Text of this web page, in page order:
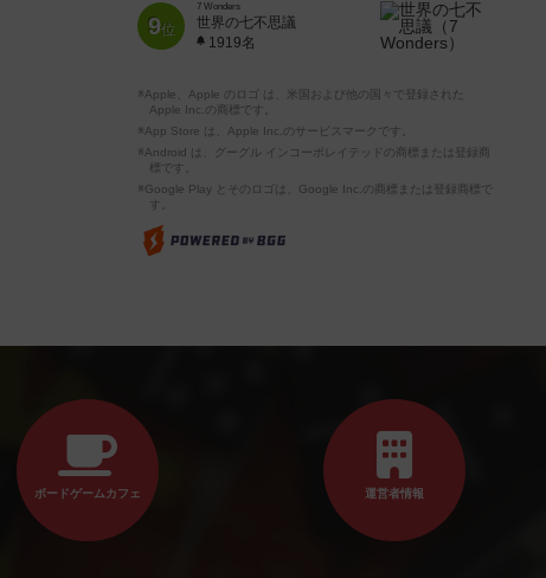
9位
7 Wonders
世界の七不思議
1919名
※Apple、Apple のロゴ は、米国および他の国々で登録された
Apple Inc.の商標です。
※App Store は、Apple Inc.のサービスマークです。
※Android は、グーグル インコーポレイテッドの商標または登録商
標です。
※Google Play とそのロゴは、Google Inc.の商標または登録商標で
す。
ボードゲームカフェ 運営者情報